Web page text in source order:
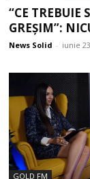
“CE TREBUIE
GREȘIM”:
News Solid - iunie
GOLD FM